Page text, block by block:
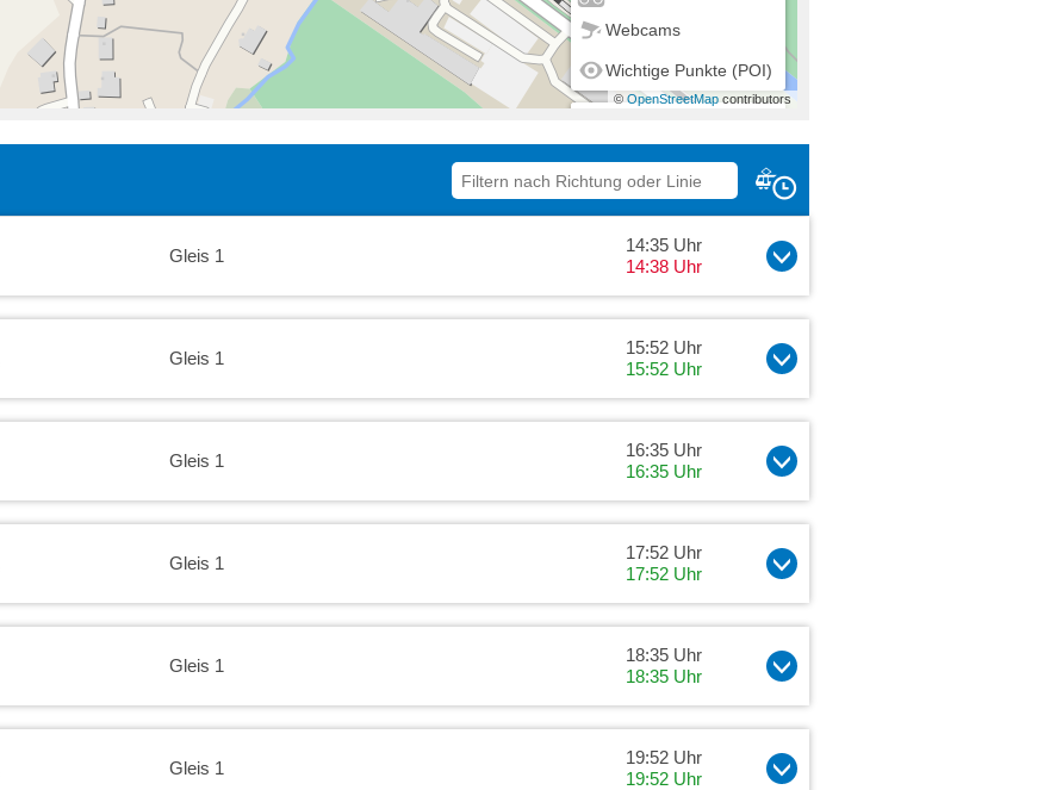
Webcams
Wichtige Punkte (POI)
© OpenStreetMap contributors
Gleis 1
14:35 Uhr
14:38 Uhr
Gleis 1
15:52 Uhr
15:52 Uhr
Gleis 1
16:35 Uhr
16:35 Uhr
Gleis 1
17:52 Uhr
17:52 Uhr
Gleis 1
18:35 Uhr
18:35 Uhr
Gleis 1
19:52 Uhr
19:52 Uhr